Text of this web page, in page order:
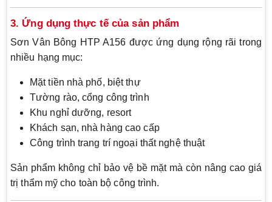
3. Ứng dụng thực tế của sản phẩm
Sơn Vân Bông HTP A156 được ứng dụng rộng rãi trong
nhiều hạng mục:
Mặt tiền nhà phố, biệt thự
Tường rào, cổng công trình
Khu nghỉ dưỡng, resort
Khách sạn, nhà hàng cao cấp
Công trình trang trí ngoại thất nghệ thuật
Sản phẩm không chỉ bảo vệ bề mặt mà còn nâng cao giá
trị thẩm mỹ cho toàn bộ công trình.